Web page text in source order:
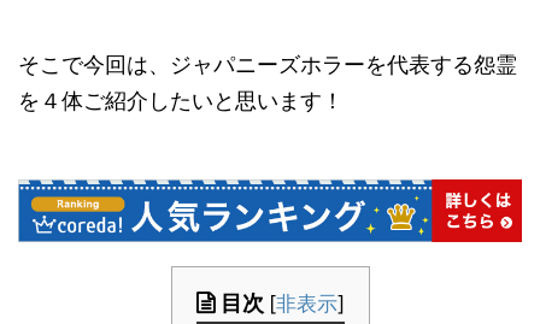
そこで今回は、ジャパニーズホラーを代表する怨霊
を４体ご紹介したいと思います！
目次 [非表示]